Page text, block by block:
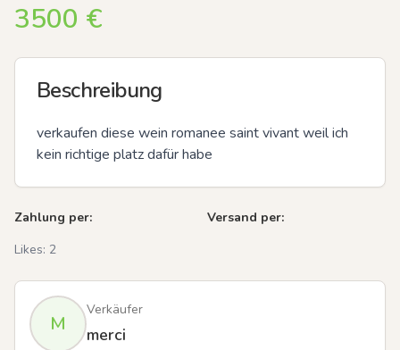
3500 €
Beschreibung
verkaufen diese wein romanee saint vivant weil ich
kein richtige platz dafür habe
Zahlung per:
Versand per:
Likes: 2
M
Verkäufer
merci